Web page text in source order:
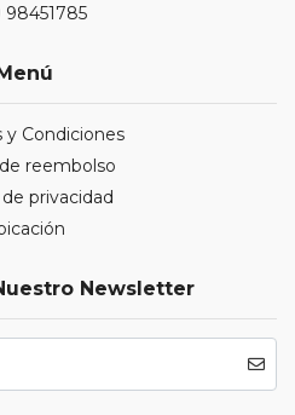
98451785
y Condiciones
reembolso
privacidad
Newsletter